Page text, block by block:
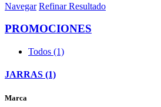
Navegar Refinar Resultado
PROMOCIONES
Todos (1)
JARRAS (1)
Marca